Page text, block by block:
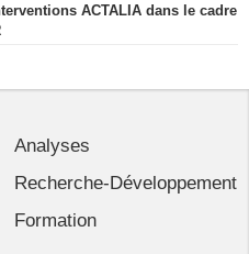
ACTALIA dans le cadre
Analyses
Recherche-Développement
Formation